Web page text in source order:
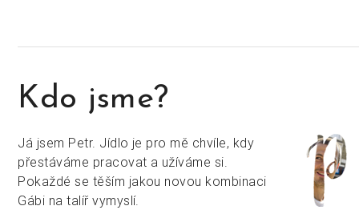
Kdo jsme?
Já jsem Petr. Jídlo je pro mě chvíle, kdy
přestáváme pracovat a užíváme si.
Pokaždé se těším jakou novou kombinaci
Gábi na talíř vymyslí.